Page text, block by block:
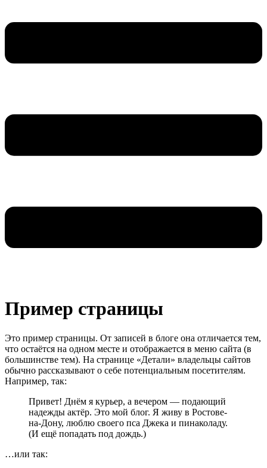
Пример страницы
Это пример страницы. От записей в блоге она отличается тем,
что остаётся на одном месте и отображается в меню сайта (в
большинстве тем). На странице «Детали» владельцы сайтов
обычно рассказывают о себе потенциальным посетителям.
Например, так:
Привет! Днём я курьер, а вечером — подающий
надежды актёр. Это мой блог. Я живу в Ростове-
на-Дону, люблю своего пса Джека и пинаколаду.
(И ещё попадать под дождь.)
…или так: